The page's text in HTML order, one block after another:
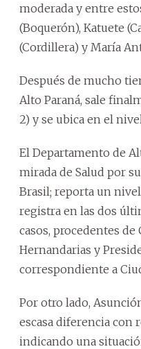
moderada y entre
(Boquerón), Katuete
(Cordillera) y María
Después de mucho
Alto Paraná, sale
2) y se ubica en el
El Departamento de
mirada de Salud por
Brasil; reporta un
registra en las dos
casos, procedentes de
Hernandarias y
correspondiente a
Por otro lado,
escasa diferencia con
indicando una